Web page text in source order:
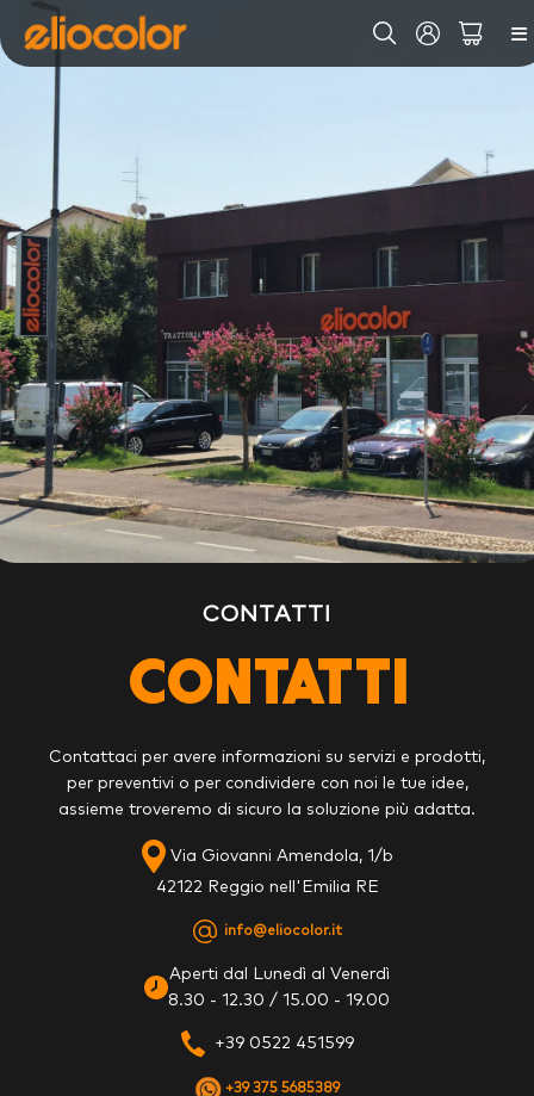
Ricerca
CONTATTI
CONTATTI
Contattaci per avere informazioni su servizi e prodotti,
per preventivi o per condividere con noi le tue idee,
assieme troveremo di sicuro la soluzione più adatta.
Via Giovanni Amendola, 1/b
42122 Reggio nell'Emilia RE
info@eliocolor.it
Aperti dal Lunedì al Venerdì
8.30 - 12.30 / 15.00 - 19.00
+39 0522 451599
+39 375 5685389